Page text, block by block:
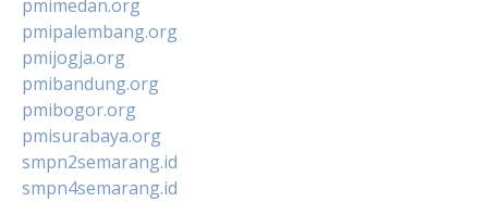
pmimedan.org
pmipalembang.org
pmijogja.org
pmibandung.org
pmibogor.org
pmisurabaya.org
smpn2semarang.id
smpn4semarang.id